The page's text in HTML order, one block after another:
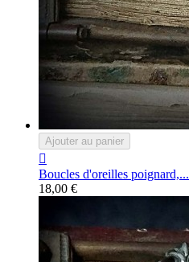
Ajouter au panier

Boucles d'oreilles poignard,...
18,00 €